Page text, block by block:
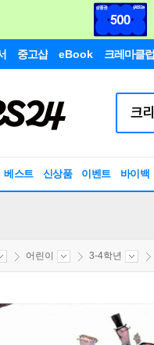
중고샵 eBook 크레마클럽
베스트 신상품 이벤트 바이백
어린이 3-4학년